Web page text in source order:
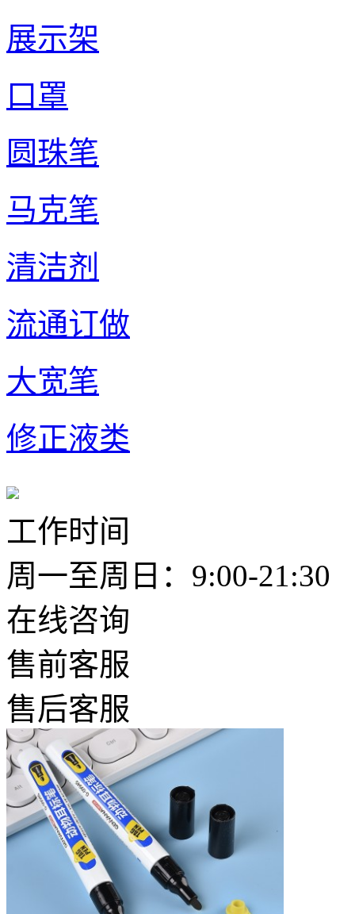
展示架
口罩
圆珠笔
马克笔
清洁剂
流通订做
大宽笔
修正液类
工作时间
周一至周日：9:00-21:30
在线咨询
售前客服
售后客服